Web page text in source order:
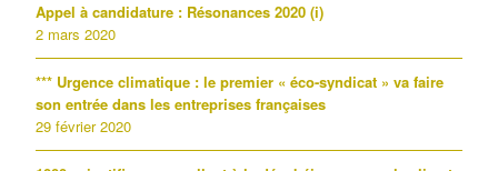
Appel à candidature : Résonances 2020 (i)
2 mars 2020
*** Urgence climatique : le premier « éco-syndicat » va faire
son entrée dans les entreprises françaises
29 février 2020